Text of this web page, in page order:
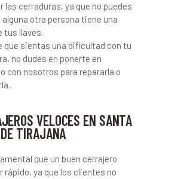
las cerraduras, ya que no puedes
alguna otra persona tiene una
tus llaves.
que sientas una dificultad con tu
no dudes en ponerte en
con nosotros para repararla o
VELOCES EN SANTA
TIRAJANA
que un buen cerrajero
rápido, ya que los clientes no